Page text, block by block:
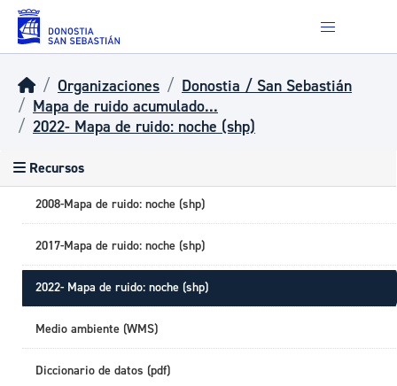
Skip to main content
Organizaciones
Donostia / San Sebastián
Mapa de ruido acumulado...
2022- Mapa de ruido: noche (shp)
Recursos
2008-Mapa de ruido: noche (shp)
2017-Mapa de ruido: noche (shp)
2022- Mapa de ruido: noche (shp)
Medio ambiente (WMS)
Diccionario de datos (pdf)